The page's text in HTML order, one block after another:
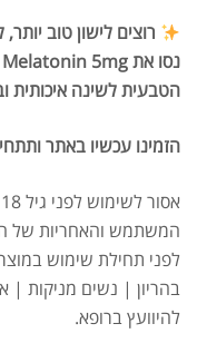
רוצים לישון טוב
הטבעית לשינה איכותית
הזמינו עכשיו באתר
המשתמש והאחריות של
לפני תחילת שימוש
בהריון | נשים מניקות |
להיוועץ ברופא.